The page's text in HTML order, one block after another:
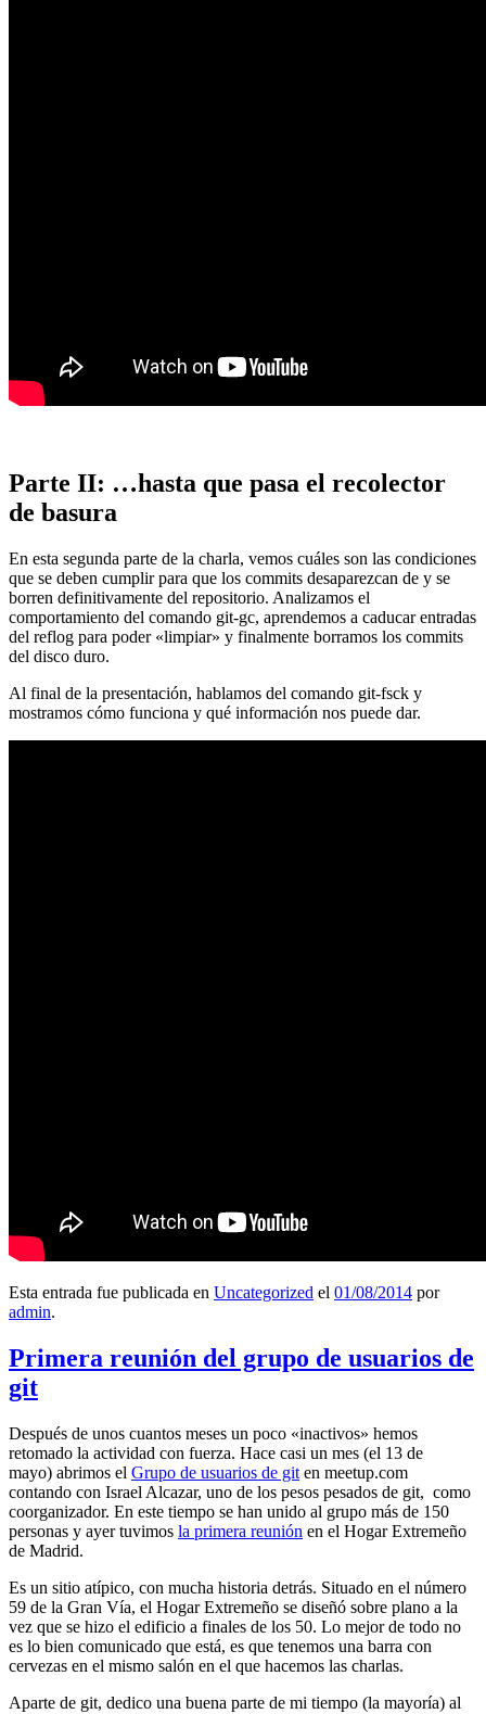
Parte II: …hasta que pasa el recolector
de basura
En esta segunda parte de la charla, vemos cuáles son las condiciones
que se deben cumplir para que los commits desaparezcan de y se
borren definitivamente del repositorio. Analizamos el
comportamiento del comando git-gc, aprendemos a caducar entradas
del reflog para poder «limpiar» y finalmente borramos los commits
del disco duro.
Al final de la presentación, hablamos del comando git-fsck y
mostramos cómo funciona y qué información nos puede dar.
Esta entrada fue publicada en Uncategorized el 01/08/2014 por
admin.
Primera reunión del grupo de usuarios de
git
Después de unos cuantos meses un poco «inactivos» hemos
retomado la actividad con fuerza. Hace casi un mes (el 13 de
mayo) abrimos el Grupo de usuarios de git en meetup.com
contando con Israel Alcazar, uno de los pesos pesados de git, como
coorganizador. En este tiempo se han unido al grupo más de 150
personas y ayer tuvimos la primera reunión en el Hogar Extremeño
de Madrid.
Es un sitio atípico, con mucha historia detrás. Situado en el número
59 de la Gran Vía, el Hogar Extremeño se diseñó sobre plano a la
vez que se hizo el edificio a finales de los 50. Lo mejor de todo no
es lo bien comunicado que está, es que tenemos una barra con
cervezas en el mismo salón en el que hacemos las charlas.
Aparte de git, dedico una buena parte de mi tiempo (la mayoría) al